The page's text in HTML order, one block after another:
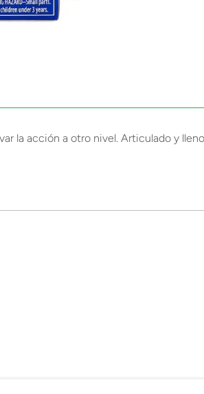
la acción a otro nivel. Articulado y